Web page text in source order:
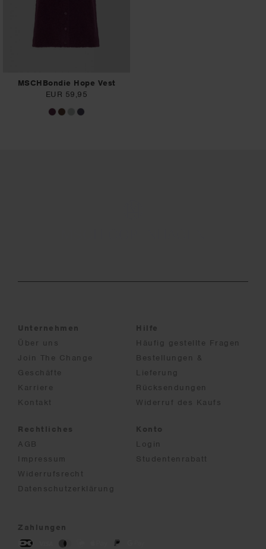
MSCHBondie Hope Vest
EUR 59,95
Unternehmen
Über uns
Join The Change
Geschäfte
Karriere
Kontakt
Hilfe
Häufig gestellte Fragen
Bestellungen &
Lieferung
Rücksendungen
Widerruf des Kaufs
Rechtliches
AGB
Impressum
Widerrufsrecht
Datenschutzerklärung
Konto
Login
Studentenrabatt
Zahlungen